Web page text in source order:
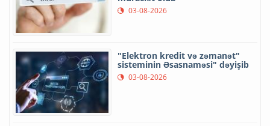
03-08-2026
"Elektron kredit və zəmanət"
sisteminin Əsasnaməsi" dəyişib
03-08-2026